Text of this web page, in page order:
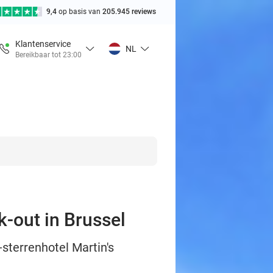
9,4 op basis van 205.945 reviews
Klantenservice
Bereikbaar tot 23:00
NL
out in Brussel
Martin's